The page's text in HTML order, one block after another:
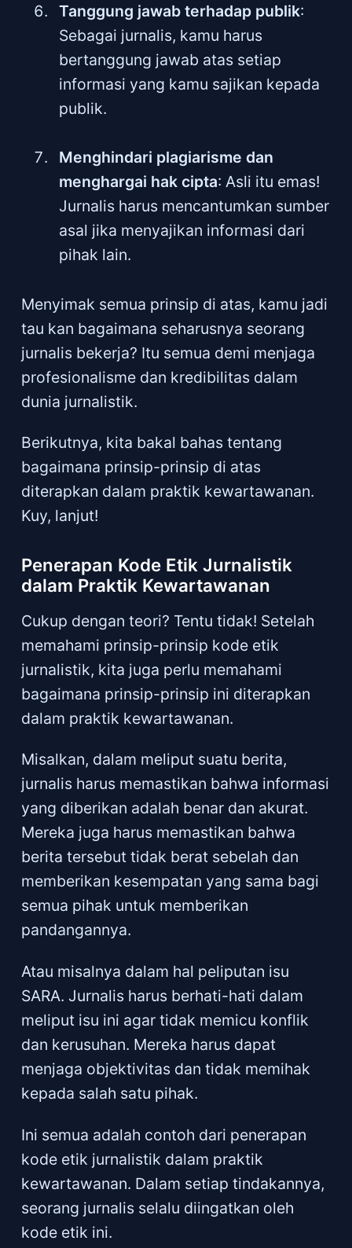
Tanggung jawab terhadap publik:
Sebagai jurnalis, kamu harus
bertanggung jawab atas setiap
informasi yang kamu sajikan kepada
publik.
Menghindari plagiarisme dan
menghargai hak cipta: Asli itu emas!
Jurnalis harus mencantumkan sumber
asal jika menyajikan informasi dari
pihak lain.
Menyimak semua prinsip di atas, kamu jadi
tau kan bagaimana seharusnya seorang
jurnalis bekerja? Itu semua demi menjaga
profesionalisme dan kredibilitas dalam
dunia jurnalistik.
Berikutnya, kita bakal bahas tentang
bagaimana prinsip-prinsip di atas
diterapkan dalam praktik kewartawanan.
Kuy, lanjut!
Penerapan Kode Etik Jurnalistik
dalam Praktik Kewartawanan
Cukup dengan teori? Tentu tidak! Setelah
memahami prinsip-prinsip kode etik
jurnalistik, kita juga perlu memahami
bagaimana prinsip-prinsip ini diterapkan
dalam praktik kewartawanan.
Misalkan, dalam meliput suatu berita,
jurnalis harus memastikan bahwa informasi
yang diberikan adalah benar dan akurat.
Mereka juga harus memastikan bahwa
berita tersebut tidak berat sebelah dan
memberikan kesempatan yang sama bagi
semua pihak untuk memberikan
pandangannya.
Atau misalnya dalam hal peliputan isu
SARA. Jurnalis harus berhati-hati dalam
meliput isu ini agar tidak memicu konflik
dan kerusuhan. Mereka harus dapat
menjaga objektivitas dan tidak memihak
kepada salah satu pihak.
Ini semua adalah contoh dari penerapan
kode etik jurnalistik dalam praktik
kewartawanan. Dalam setiap tindakannya,
seorang jurnalis selalu diingatkan oleh
kode etik ini.